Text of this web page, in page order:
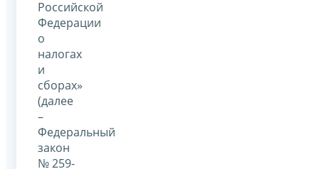
Российской
Федерации
о
налогах
и
сборах»
(далее
–
Федеральный
закон
№ 259-